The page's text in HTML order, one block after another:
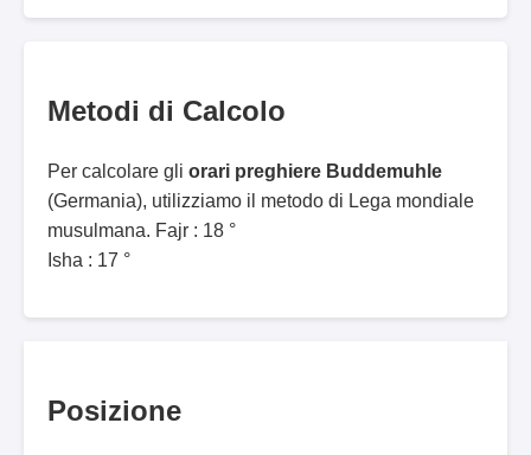
Metodi di Calcolo
Per calcolare gli orari preghiere Buddemuhle
(Germania), utilizziamo il metodo di Lega mondiale
musulmana. Fajr : 18 °
Isha : 17 °
Posizione